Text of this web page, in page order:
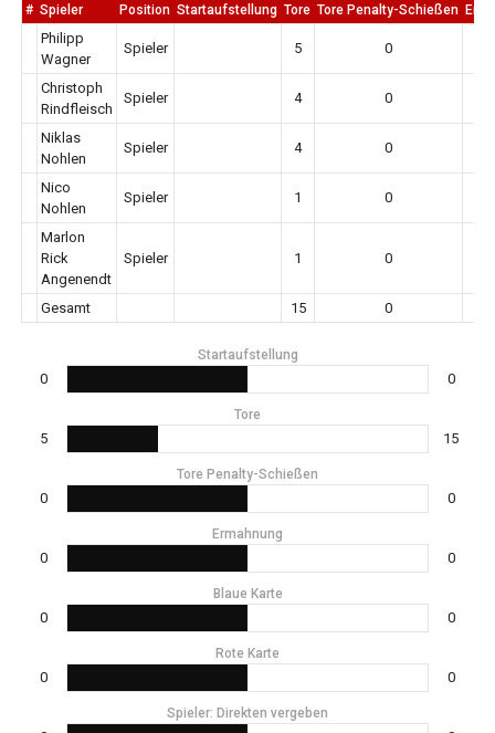
# Spieler Position Startaufstellung Tore Tore Penalty-Schießen
Philipp
Wagner
Spieler 5 0
Christoph
Rindfleisch
Spieler 4 0
Niklas
Nohlen
Spieler 4 0
Nico
Nohlen
Spieler 1 0
Marlon
Rick
Angenendt
Spieler 1 0
Gesamt 15 0
Startaufstellung
0 0
Tore
5 15
Tore Penalty-Schießen
0 0
Ermahnung
0 0
Blaue Karte
0 0
Rote Karte
0 0
Spieler: Direkten vergeben